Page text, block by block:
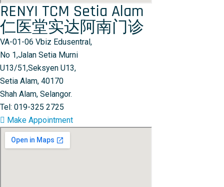
RENYI TCM Setia Alam
仁医堂实达阿南门诊
VA-01-06 Vbiz Edusentral,
No 1,Jalan Setia Murni
U13/51,Seksyen U13,
Setia Alam, 40170
Shah Alam, Selangor.
Tel: 019-325 2725
Make Appointment